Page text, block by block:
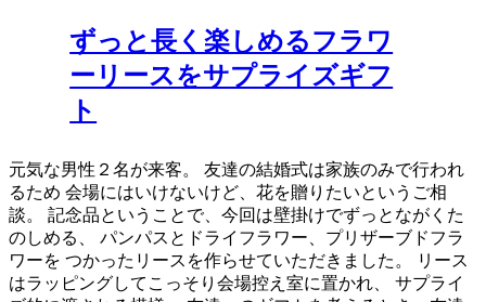
ずっと長く楽しめるフラワ
ーリースをサプライズギフ
ト
元気な男性２名が来客。 友達の結婚式は家族のみで行われ
るため 会場にはいけないけど、花を贈りたいというご相
談。 記念品ということで、今回は壁掛けでずっとながくた
のしめる、 パンパスとドライフラワー、プリザーブドフラ
ワーを つかったリースを作らせていただきました。 リース
はラッピングしてこっそり会場控え室に置かれ、 サプライ